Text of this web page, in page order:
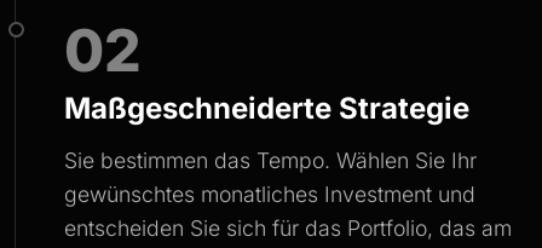
02
Maßgeschneiderte Strategie
Sie bestimmen das Tempo. Wählen Sie Ihr
gewünschtes monatliches Investment und
entscheiden Sie sich für das Portfolio, das am